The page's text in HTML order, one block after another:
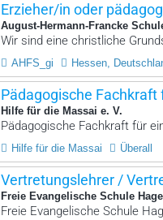
Erzieher/in oder
August-Hermann-Francke
Wir sind eine christliche
AHFS_gi Hessen,
Pädagogische
Hilfe für die Massai e. V.
Pädagogische Fachkraft für
Hilfe für die Massai Überall
Vertretungslehrer /
Freie Evangelische Schule
Freie Evangelische Schule